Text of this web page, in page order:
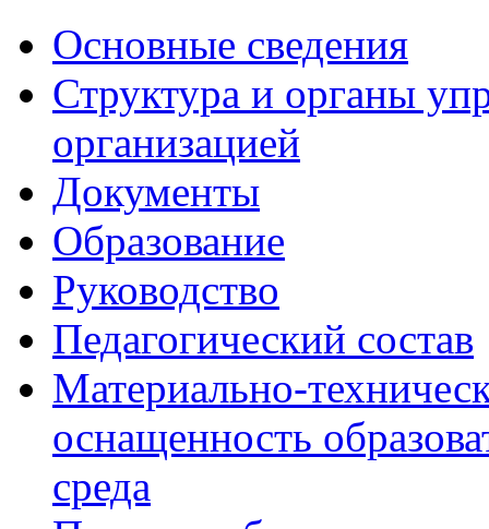
Основные сведения
Структура и органы
организацией
Документы
Образование
Руководство
Педагогический состав
Материально-
оснащенность
среда